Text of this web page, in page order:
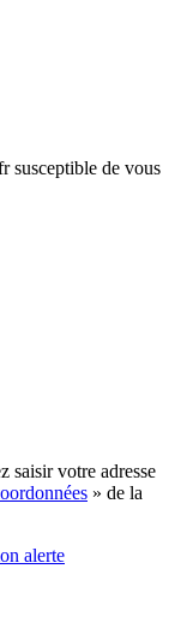
susceptible de vous
saisir votre adresse
» de la
alerte